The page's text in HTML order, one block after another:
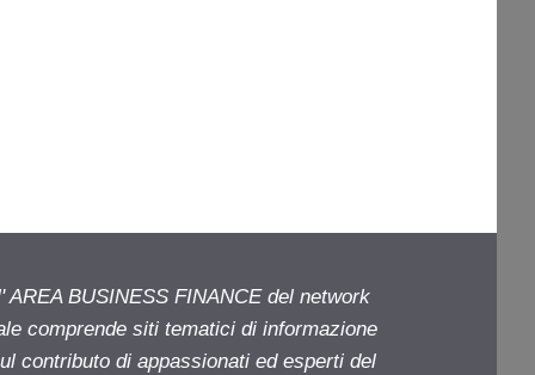
BUSINESS FINANCE del network
comprende siti tematici di informazione
contributo di appassionati ed esperti del